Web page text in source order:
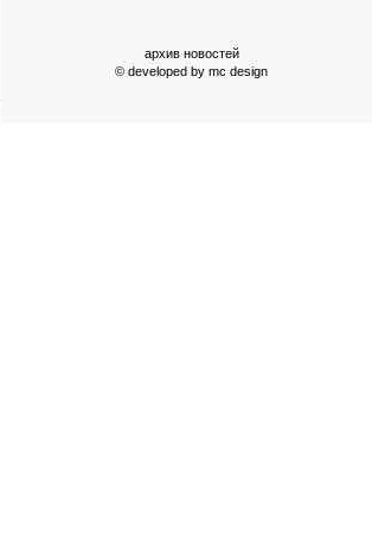
архив новостей
© developed by mc design